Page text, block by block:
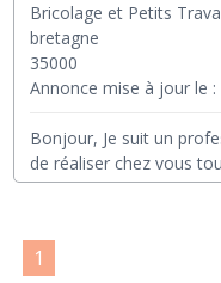
Bricolage et Petits
bretagne
35000
Annonce mise à jour le :
Bonjour, Je suit un
de réaliser chez vous
1